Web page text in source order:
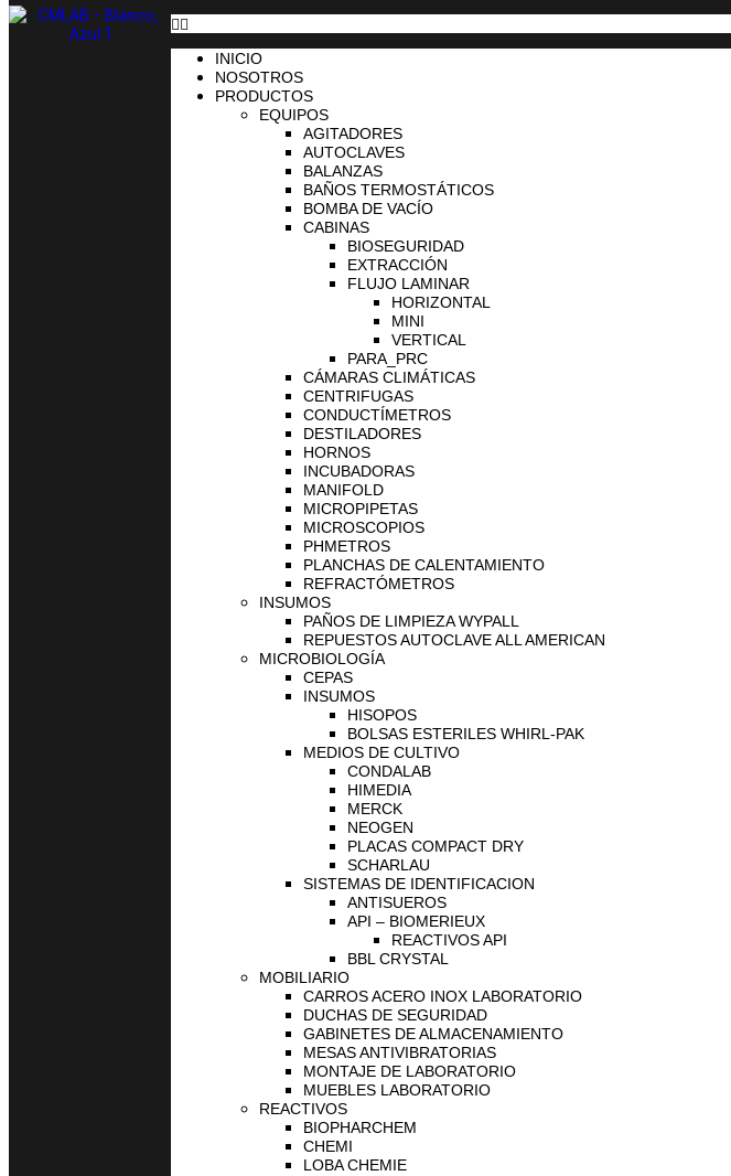
INICIO
NOSOTROS
PRODUCTOS
EQUIPOS
AGITADORES
AUTOCLAVES
BALANZAS
BAÑOS TERMOSTÁTICOS
BOMBA DE VACÍO
CABINAS
BIOSEGURIDAD
EXTRACCIÓN
FLUJO LAMINAR
HORIZONTAL
MINI
VERTICAL
PARA_PRC
CÁMARAS CLIMÁTICAS
CENTRIFUGAS
CONDUCTÍMETROS
DESTILADORES
HORNOS
INCUBADORAS
MANIFOLD
MICROPIPETAS
MICROSCOPIOS
PHMETROS
PLANCHAS DE CALENTAMIENTO
REFRACTÓMETROS
INSUMOS
PAÑOS DE LIMPIEZA WYPALL
REPUESTOS AUTOCLAVE ALL AMERICAN
MICROBIOLOGÍA
CEPAS
INSUMOS
HISOPOS
BOLSAS ESTERILES WHIRL-PAK
MEDIOS DE CULTIVO
CONDALAB
HIMEDIA
MERCK
NEOGEN
PLACAS COMPACT DRY
SCHARLAU
SISTEMAS DE IDENTIFICACION
ANTISUEROS
API – BIOMERIEUX
REACTIVOS API
BBL CRYSTAL
MOBILIARIO
CARROS ACERO INOX LABORATORIO
DUCHAS DE SEGURIDAD
GABINETES DE ALMACENAMIENTO
MESAS ANTIVIBRATORIAS
MONTAJE DE LABORATORIO
MUEBLES LABORATORIO
REACTIVOS
BIOPHARCHEM
CHEMI
LOBA CHEMIE